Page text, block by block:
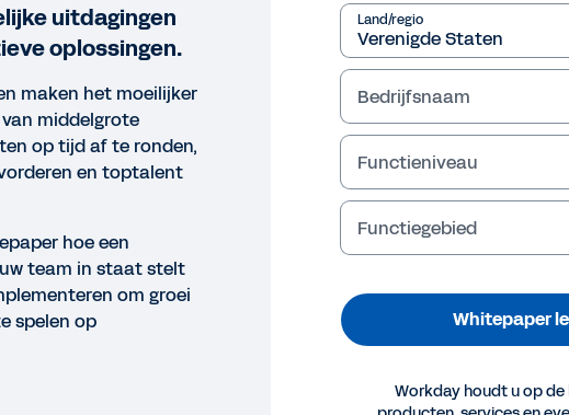
Land/regio
Bedrijfsnaam
Functieniveau
Functiegebied
Whitepaper
Workday houdt u op
uitdagingen
oplossingen.
maken het moeilijker
middelgrote
op tijd af te ronden,
en toptalent
hoe een
team in staat stelt
om groei
spelen op